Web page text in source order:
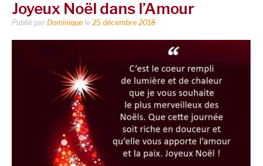
Joyeux Noël dans l’Amour
Publié par Dominique le 25 décembre 2018